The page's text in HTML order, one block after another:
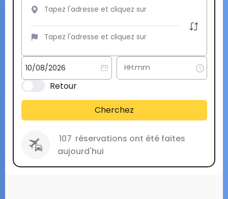
Retour
Cherchez
107 réservations ont été faites
aujourd'hui